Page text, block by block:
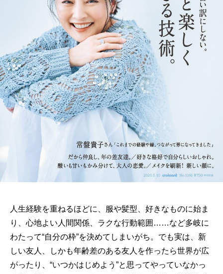
人生経験を重ねるほどに、服や髪型、好きなものに始ま
り、心地よい人間関係、ラクな行動範囲……など多岐に
わたって“自分の枠”を決めてしまいがち。でも実は、新
しい友人、しかも年齢差のある友人を作ったら世界が広
がったり、“いつかはじめよう”と思ってやっていなかっ